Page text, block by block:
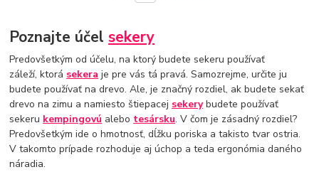
Poznajte účelsekery
Predovšetkým od účelu, na ktorý budete sekeru používať
záleží, ktorá sekera je pre vás tá pravá. Samozrejme, určite ju
budete používať na drevo. Ale, je značný rozdiel, ak budete sekať
drevo na zimu a namiesto štiepacej sekerybudete používať
sekeru kempingovú alebo tesársku. V čom je zásadný rozdiel?
Predovšetkým ide o hmotnosť, dĺžku poriska a takisto tvar ostria.
V takomto prípade rozhoduje aj úchop a teda ergonómia daného
náradia.